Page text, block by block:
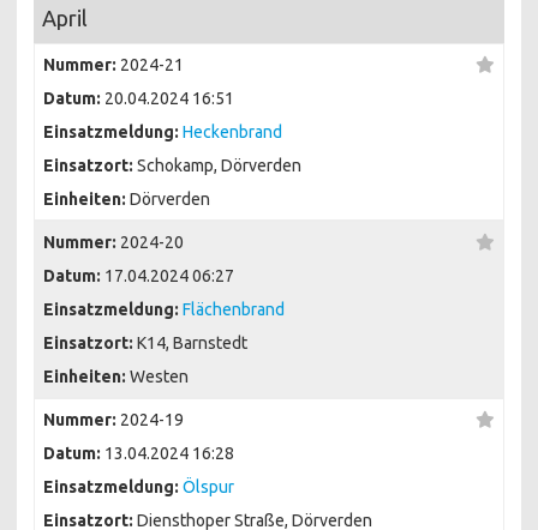
April
Nummer: 2024-21
Datum: 20.04.2024 16:51
Einsatzmeldung: Heckenbrand
Einsatzort: Schokamp, Dörverden
Einheiten: Dörverden
Nummer: 2024-20
Datum: 17.04.2024 06:27
Einsatzmeldung: Flächenbrand
Einsatzort: K14, Barnstedt
Einheiten: Westen
Nummer: 2024-19
Datum: 13.04.2024 16:28
Einsatzmeldung: Ölspur
Einsatzort: Diensthoper Straße, Dörverden